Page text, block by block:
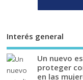
Interés general
Un nuevo
proteger
en las